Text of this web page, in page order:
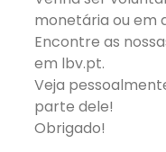
monetária ou em
Encontre as
em lbv.pt.
Veja
parte dele!
Obrigado!